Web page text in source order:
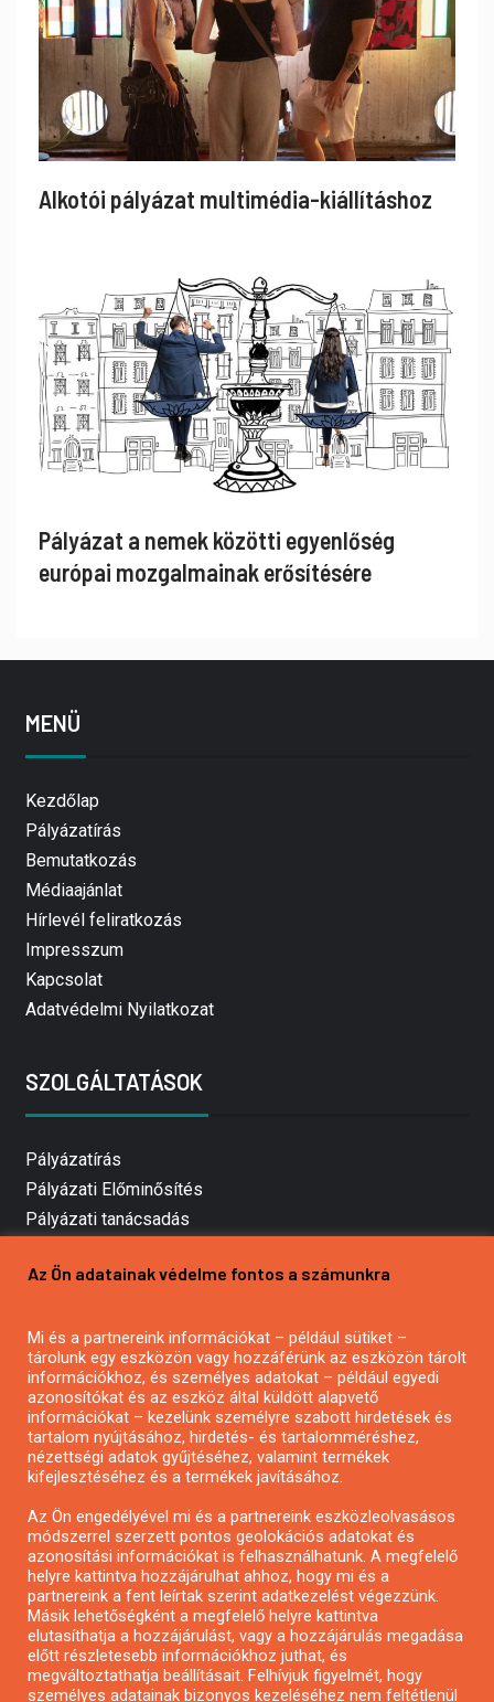
Alkotói pályázat multimédia-kiállításhoz
Pályázat a nemek közötti egyenlőség
európai mozgalmainak erősítésére
MENÜ
Kezdőlap
Pályázatírás
Bemutatkozás
Médiaajánlat
Hírlevél feliratkozás
Impresszum
Kapcsolat
Adatvédelmi Nyilatkozat
SZOLGÁLTATÁSOK
Pályázatírás
Pályázati Előminősítés
Pályázati tanácsadás
Mezőgazdasági pályázatírás
Pályázatírás civil szervezeteknek
Pályázatírás önkormányzatoknak
Pályázatfigyelés
Specifikus pályázatfigyelés vagy hírlevél
Pályázatok magánszemélyeknek
Pályázatok civil szervezeteknek
Pályázatok vállalkozásoknak
Önkormányzati pályázatok
Mezőgazdasági pályázatok
Az Ön adatainak védelme fontos a számunkra
Mi és a partnereink információkat – például sütiket –
tárolunk egy eszközön vagy hozzáférünk az eszközön tárolt
információkhoz, és személyes adatokat – például egyedi
azonosítókat és az eszköz által küldött alapvető
információkat – kezelünk személyre szabott hirdetések és
tartalom nyújtásához, hirdetés- és tartalomméréshez,
nézettségi adatok gyűjtéséhez, valamint termékek
kifejlesztéséhez és a termékek javításához.
Az Ön engedélyével mi és a partnereink eszközleolvasásos
módszerrel szerzett pontos geolokációs adatokat és
azonosítási információkat is felhasználhatunk. A megfelelő
helyre kattintva hozzájárulhat ahhoz, hogy mi és a
partnereink a fent leírtak szerint adatkezelést végezzünk.
Másik lehetőségként a megfelelő helyre kattintva
elutasíthatja a hozzájárulást, vagy a hozzájárulás megadása
előtt részletesebb információkhoz juthat, és
megváltoztathatja beállításait. Felhívjuk figyelmét, hogy
személyes adatainak bizonyos kezeléséhez nem feltétlenül